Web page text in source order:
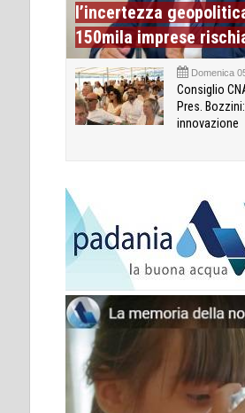
l’incertezza
150mila imprese
Domenica
Consiglio
Pres.
innovazione